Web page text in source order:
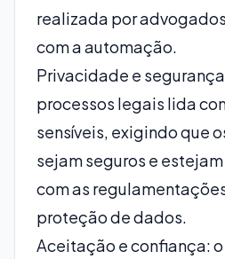
realizada por
com a automação.
Privacidade e
processos legais lida
sensíveis, exigindo que
sejam seguros e
com as
proteção de dados.
Aceitação e confiança: o